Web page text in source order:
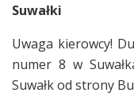
Suwałki
Uwaga kierowcy!
numer 8 w
Suwałk od strony